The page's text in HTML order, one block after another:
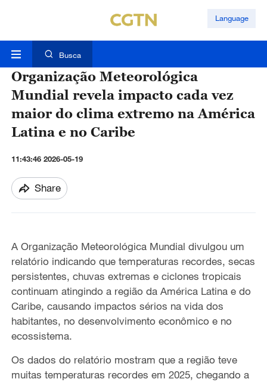
Language
Busca
Organização Meteorológica
Mundial revela impacto cada vez
maior do clima extremo na América
Latina e no Caribe
11:43:46 2026-05-19
Share
A Organização Meteorológica Mundial divulgou um
relatório indicando que temperaturas recordes, secas
persistentes, chuvas extremas e ciclones tropicais
continuam atingindo a região da América Latina e do
Caribe, causando impactos sérios na vida dos
habitantes, no desenvolvimento econômico e no
ecossistema.
Os dados do relatório mostram que a região teve
muitas temperaturas recordes em 2025, chegando a